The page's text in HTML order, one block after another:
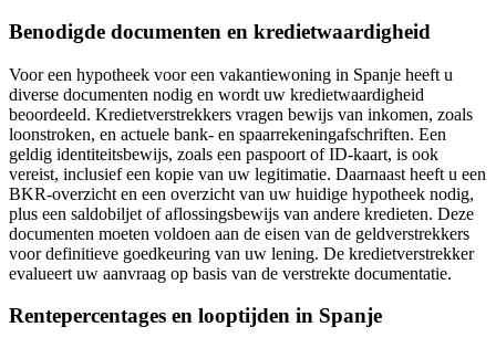
Benodigde documenten en kredietwaardigheid
Voor een hypotheek voor een vakantiewoning in Spanje heeft u
diverse documenten nodig en wordt uw kredietwaardigheid
beoordeeld. Kredietverstrekkers vragen bewijs van inkomen, zoals
loonstroken, en actuele bank- en spaarrekeningafschriften. Een
geldig identiteitsbewijs, zoals een paspoort of ID-kaart, is ook
vereist, inclusief een kopie van uw legitimatie. Daarnaast heeft u een
BKR-overzicht en een overzicht van uw huidige hypotheek nodig,
plus een saldobiljet of aflossingsbewijs van andere kredieten. Deze
documenten moeten voldoen aan de eisen van de geldverstrekkers
voor definitieve goedkeuring van uw lening. De kredietverstrekker
evalueert uw aanvraag op basis van de verstrekte documentatie.
Rentepercentages en looptijden in Spanje